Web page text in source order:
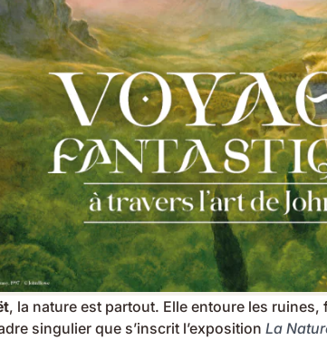
, la nature est partout. Elle entoure les
singulier que s’inscrit l’exposition La